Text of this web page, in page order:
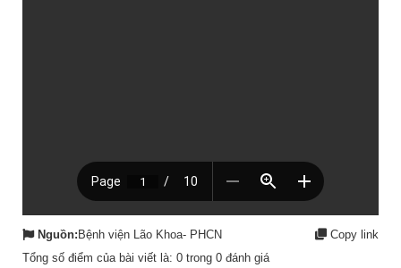
Nguồn: Bệnh viện Lão Khoa- PHCN
Copy link
Tổng số điểm của bài viết là: 0 trong 0 đánh giá